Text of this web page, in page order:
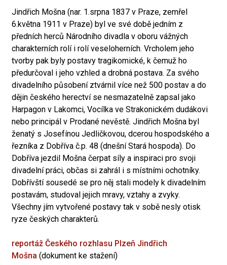
Jindřich Mošna (nar. 1.srpna 1837 v Praze, zemřel
6.května 1911 v Praze) byl ve své době jedním z
předních herců Národního divadla v oboru vážných
charakterních rolí i rolí veseloherních. Vrcholem jeho
tvorby pak byly postavy tragikomické, k čemuž ho
předurčoval i jeho vzhled a drobná postava. Za svého
divadelního působení ztvárnil více než 500 postav a do
dějin českého herectví se nesmazatelně zapsal jako
Harpagon v Lakomci, Vocílka ve Strakonickém dudákovi
nebo principál v Prodané nevěstě. Jindřich Mošna byl
ženatý s Josefínou Jedličkovou, dcerou hospodského a
řezníka z Dobříva č.p. 48 (dnešní Stará hospoda). Do
Dobříva jezdil Mošna čerpat síly a inspiraci pro svoji
divadelní práci, občas si zahrál i s místními ochotníky.
Dobřívští sousedé se pro něj stali modely k divadelním
postavám, studoval jejich mravy, vztahy a zvyky.
Všechny jím vytvořené postavy tak v sobě nesly otisk
ryze českých charakterů.
reportáž Českého rozhlasu Plzeň Jindřich
Mošna (dokument ke stažení)